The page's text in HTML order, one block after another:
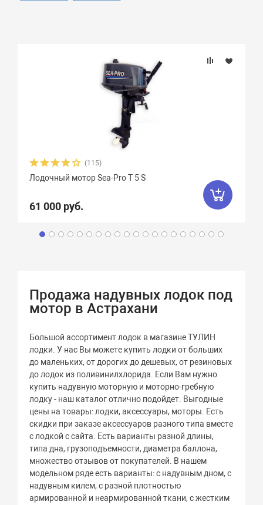
(115)
Лодочный мотор Sea-Pro Т 5 S
61 000 руб.
Продажа надувных лодок под
мотор в Астрахани
Большой ассортимент лодок в магазине ТУЛИН
лодки. У нас Вы можете купить лодки от больших
до маленьких, от дорогих до дешевых, от резиновых
до лодок из поливинилхлорида. Если Вам нужно
купить надувную моторную и моторно-гребную
лодку - наш каталог отлично подойдет. Выгодные
цены на товары: лодки, аксессуары, моторы. Есть
скидки при заказе аксессуаров разного типа вместе
с лодкой с сайта. Есть варианты разной длины,
типа дна, грузоподъемности, диаметра баллона,
множество отзывов от покупателей. В нашем
модельном ряде есть варианты: с надувным дном, с
надувным килем, с разной плотностью
армированной и неармированной ткани, с жестким